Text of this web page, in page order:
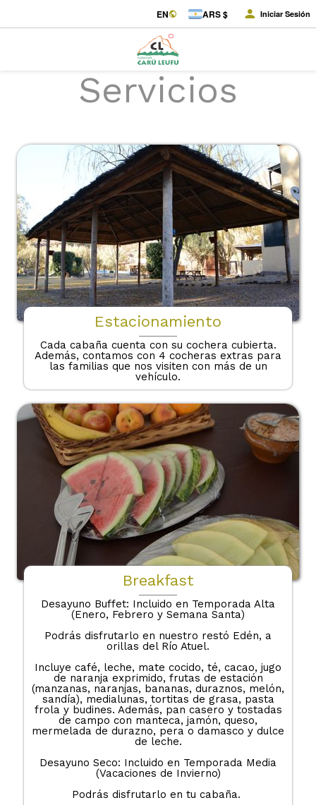
EN ARS $ Iniciar Sesión
Servicios
Estacionamiento
Cada cabaña cuenta con su cochera cubierta.
Además, contamos con 4 cocheras extras para
las familias que nos visiten con más de un
vehículo.
Breakfast
Desayuno Buffet: Incluido en Temporada Alta
(Enero, Febrero y Semana Santa)
Podrás disfrutarlo en nuestro restó Edén, a
orillas del Río Atuel.
Incluye café, leche, mate cocido, té, cacao, jugo
de naranja exprimido, frutas de estación
(manzanas, naranjas, bananas, duraznos, melón,
sandía), medialunas, tortitas de grasa, pasta
frola y budines. Además, pan casero y tostadas
de campo con manteca, jamón, queso,
mermelada de durazno, pera o damasco y dulce
de leche.
Desayuno Seco: Incluido en Temporada Media
(Vacaciones de Invierno)
Podrás disfrutarlo en tu cabaña.